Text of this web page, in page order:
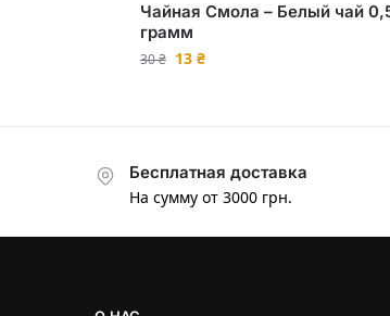
Чайная Смола – Белый чай
грамм
30₴ 13 ₴
Бесплатная доставка
На сумму от 3000 грн.